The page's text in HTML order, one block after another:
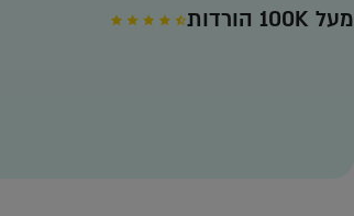
מעל 100K הורדות